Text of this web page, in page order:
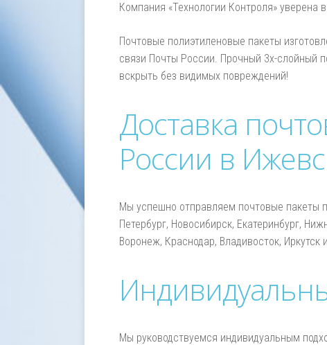
Компания «Технологии Контроля» уверена
Почтовые полиэтиленовые пакеты
связи Почты России. Прочный 3х-слойный
вскрыть без видимых повреждений!
Доставка
России в
Мы успешно отправляем почтовые пакеты
Петербург, Новосибирск, Екатеринбург,
Воронеж, Краснодар, Владивосток, Иркутск
Мы руководствуемся индивидуальным